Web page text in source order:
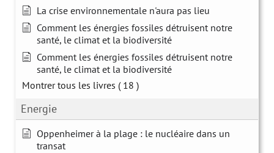
La crise environnementale n'aura pas lieu
Comment les énergies fossiles détruisent notre
santé, le climat et la biodiversité
Comment les énergies fossiles détruisent notre
santé, le climat et la biodiversité
Montrer tous les livres ( 18 )
Energie
Oppenheimer à la plage : le nucléaire dans un
transat